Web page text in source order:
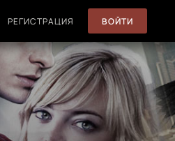
РЕГИСТРАЦИЯ ВОЙТИ